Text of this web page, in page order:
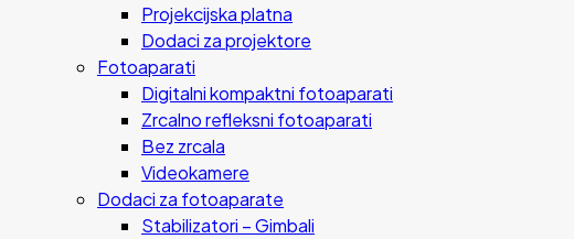
Projekcijska platna
Dodaci za projektore
Fotoaparati
Digitalni kompaktni fotoaparati
Zrcalno refleksni fotoaparati
Bez zrcala
Videokamere
Dodaci za fotoaparate
Stabilizatori – Gimbali